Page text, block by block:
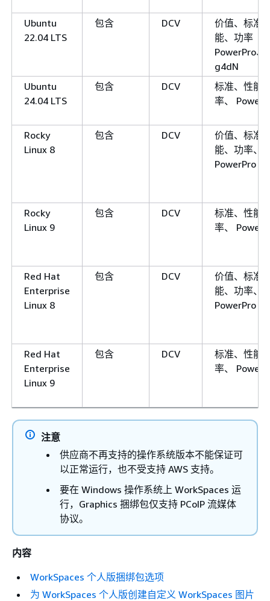
Ubuntu
22.04 LTS
包含 DCV
价值、标准
能、功率
PowerPro、
g4dN
Ubuntu
24.04 LTS
包含 DCV
标准、性能
率、
Rocky
Linux 8
包含 DCV
价值、标准
能、功率、
PowerPro
Rocky
Linux 9
包含 DCV
标准、性能
率、
Red Hat
Enterprise
Linux 8
包含 DCV
价值、标准
能、功率、
PowerPro
Red Hat
Enterprise
Linux 9
包含 DCV
标准、性能
率、
注意
供应商不再支持的操作系统版本不能保证可
以正常运行，也不受支持 AWS 支持。
要在 Windows 操作系统上 WorkSpaces 运
行，Graphics 捆绑包仅支持 PCoIP 流媒体
协议。
内容
WorkSpaces 个人版捆绑包选项
为 WorkSpaces 个人版创建自定义 WorkSpaces 图片